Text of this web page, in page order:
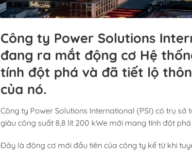
Công ty Power Solutions
đang ra mắt động cơ Hệ
tính đột phá và đã tiết lộ
của nó.
Công ty Power Solutions International (PSI) có trụ
giàu công suất 8,8 lít 200 kWe mới mang tính đột
Đây là động cơ mới đầu tiên của công ty kể từ khi